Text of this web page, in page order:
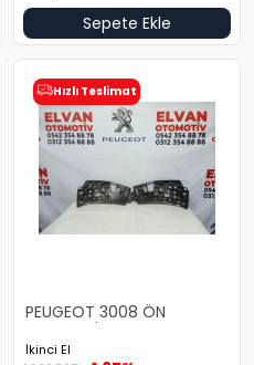
Sepete Ekle
Hızlı Teslimat
PEUGEOT 3008 ÖN
TAMPON İÇ BRAKET TAKIMI
İkinci El